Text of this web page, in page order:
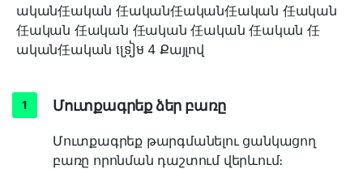
ական任ական 任ական任ական任ական 任ական
任ական 任ական 任ական 任ական 任ական 任
ական任ական ទ្រៀម 4 Քայլով
Մուտքագրեք ձեր բառը
Մուտքագրեք թարգմանելու ցանկացող
բառը որոնման դաշտում վերևում։